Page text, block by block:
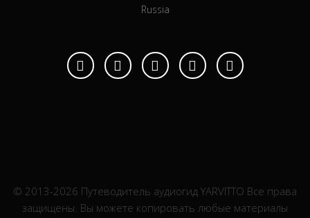
Russia
© 2013-2026 Путеводитель аудиогид YARVITTO Все права
защищены. Вы можете копировать любые материалы